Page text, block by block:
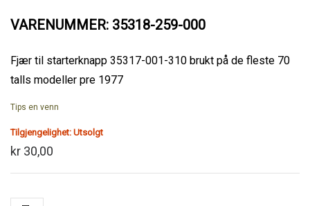
VARENUMMER: 35318-259-000
Fjær til starterknapp 35317-001-310 brukt på de fleste 70
talls modeller pre 1977
Tips en venn
Tilgjengelighet: Utsolgt
kr 30,00